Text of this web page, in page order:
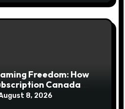
Freedom: How
Canada
Entertainment
8, 2026